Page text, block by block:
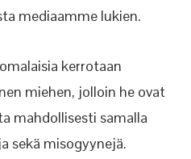
mediaamme lukien.
kerrotaan
miehen, jolloin he ovat
mahdollisesti samalla
sekä misogyynejä.